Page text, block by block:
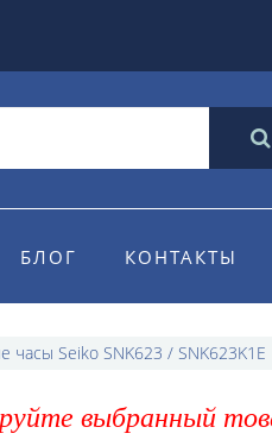
БЛОГ КОНТАКТЫ
часы Seiko SNK623 / SNK623K1E
выбранный